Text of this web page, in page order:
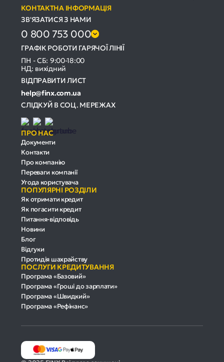
КОНТАКТНА ІНФОРМАЦІЯ
ЗВ'ЯЗАТИСЯ З НАМИ
0 800 753 000
ГРАФІК РОБОТИ ГАРЯЧОЇ ЛІНІЇ
ПН - СБ: 9:00-18:00
НД: вихідний
ВІДПРАВИТИ ЛИСТ
help@finx.com.ua
СЛІДКУЙ В СОЦ. МЕРЕЖАХ
ПРО НАС
Документи
Контакти
Про компанію
Переваги компанії
Угода користувача
ПОПУЛЯРНІ РОЗДІЛИ
Як отримати кредит
Як погасити кредит
Питання-відповідь
Новини
Блог
Відгуки
Протидія шахрайству
ПОСЛУГИ КРЕДИТУВАННЯ
Програма «Базовий»
Програма «Гроші до зарплати»
Програма «Швидкий»
Програма «Рефінанс»